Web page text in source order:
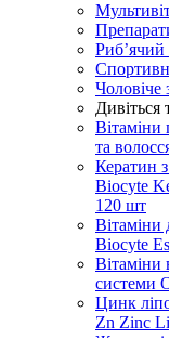
Риб’ячий
Чоловіче
Дивіться
Вітаміни
та
Кератин
Biocyte
120 шт
Вітаміни
Biocyte
Вітаміни
системи
Цинк
Zn Zinc